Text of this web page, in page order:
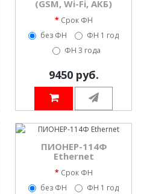
(GSM, Wi-Fi, АКБ)
Срок ФН
без ФН
ФН 1 год
ФН 3 года
9450 руб.
ПИОНЕР-114Ф
Ethernet
Срок ФН
без ФН
ФН 1 год